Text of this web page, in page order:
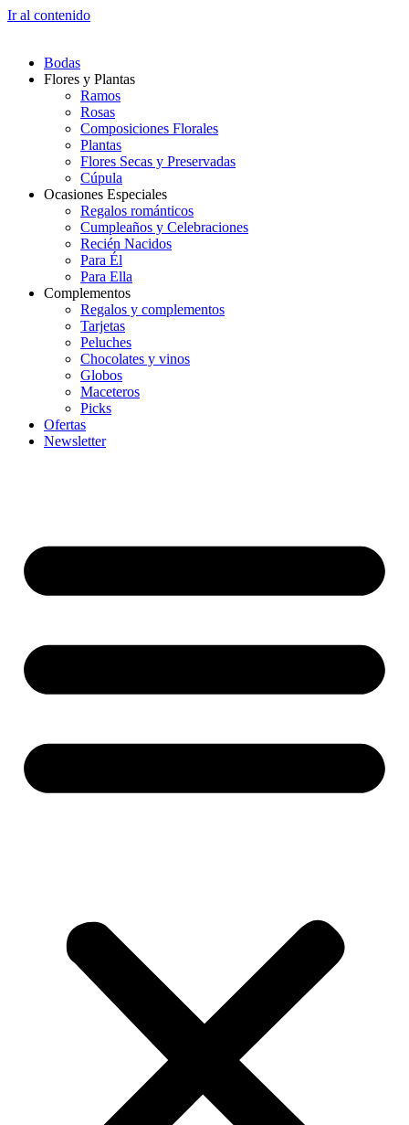
Ir al contenido
Bodas
Flores y Plantas
Ramos
Rosas
Composiciones Florales
Plantas
Flores Secas y Preservadas
Cúpula
Ocasiones Especiales
Regalos románticos
Cumpleaños y Celebraciones
Recién Nacidos
Para Él
Para Ella
Complementos
Regalos y complementos
Tarjetas
Peluches
Chocolates y vinos
Globos
Maceteros
Picks
Ofertas
Newsletter